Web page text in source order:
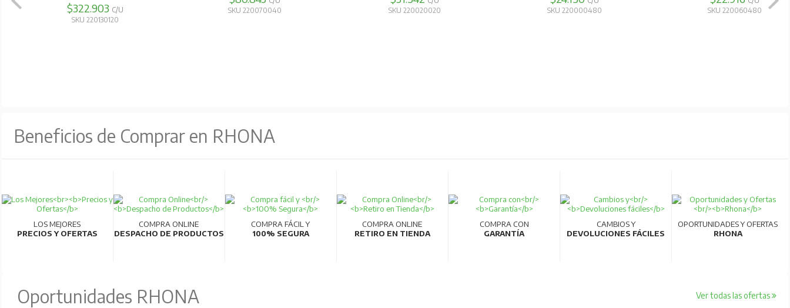
SKU 220060480
SKU 220090720
SKU 220750100
$20.079C/U
SKU 220001060
Beneficios de Comprar en RHONA
LOS MEJORES
PRECIOS Y OFERTAS
COMPRA ONLINE
DESPACHO DE PRODUCTOS
COMPRA FÁCIL Y
100% SEGURA
COMPRA ONLINE
RETIRO EN TIENDA
COMPRA CON
GARANTÍA
CAMBIOS Y
DEVOLUCIONES FÁCILES
OPORTUNIDADES Y OFERTAS
RHONA
Oportunidades RHONA Ver todas las ofertas